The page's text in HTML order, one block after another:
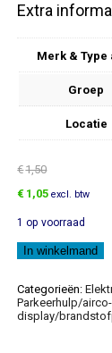
Extra
Merk & Type
Groep
Locatie
€1,50
Oorspronkelijke
was:
€1,50.
€ 1,05Huidige
is:
€1,05.
excl. btw
1 op voorraad
Plakband
aantal
In winkelmand
Categorieën:
Parkeerhulp/airco-
display/